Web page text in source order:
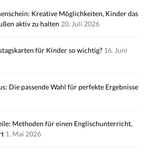
Kreative Möglichkeiten, Kinder das
aktiv zu halten 20. Juli 2026
für Kinder so wichtig? 16. Juni
Die passende Wahl für perfekte Ergebnisse
Methoden für einen Englischunterricht,
1. Mai 2026